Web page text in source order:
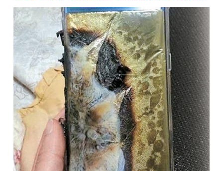
中
心
GAIR
题